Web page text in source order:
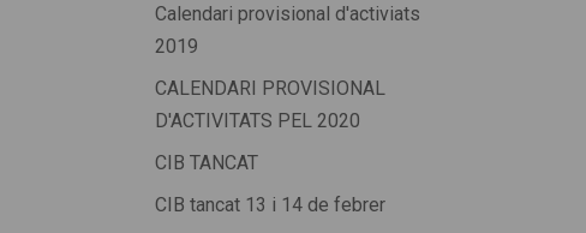
Calendari provisional d'activiats
2019
CALENDARI PROVISIONAL
D'ACTIVITATS PEL 2020
CIB TANCAT
CIB tancat 13 i 14 de febrer